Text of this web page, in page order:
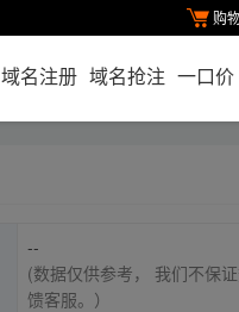
购
域名注册 域名抢注 一口价
--
(数据仅供参考， 我们不保
馈客服。）